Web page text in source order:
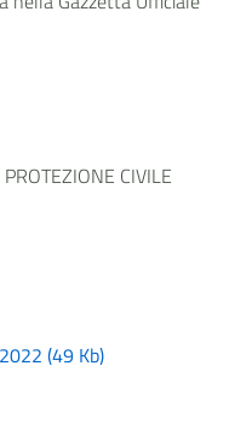
CIVILE
(49 Kb)